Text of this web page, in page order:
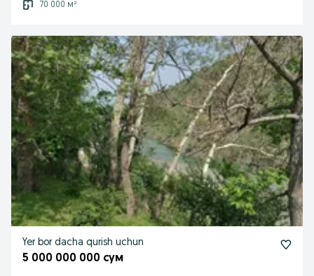
70 000 м²
Yer bor dacha qurish uchun
5 000 000 000 сум